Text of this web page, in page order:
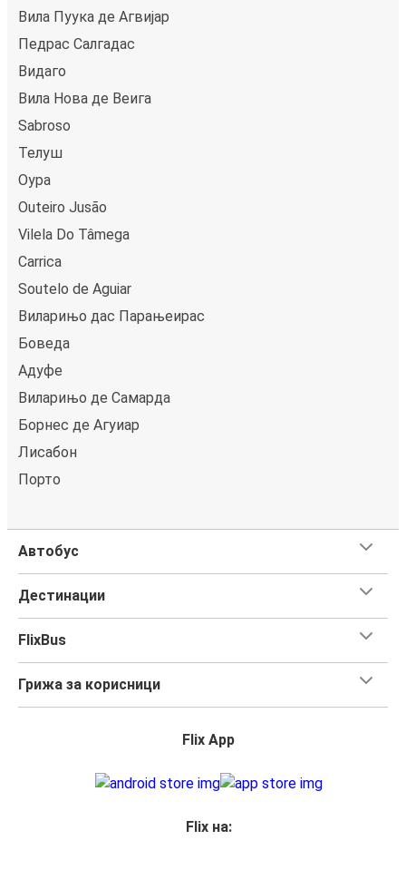
Вила Пуука де Агвијар
Педрас Салгадас
Видаго
Вила Нова де Веига
Sabroso
Телуш
Оура
Outeiro Jusão
Vilela Do Tâmega
Carrica
Soutelo de Aguiar
Виларињо дас Парањеирас
Боведа
Адуфе
Виларињо де Самарда
Борнес де Агуиар
Лисабон
Порто
Автобус
Дестинации
FlixBus
Грижа за корисници
Flix App
Flix на: